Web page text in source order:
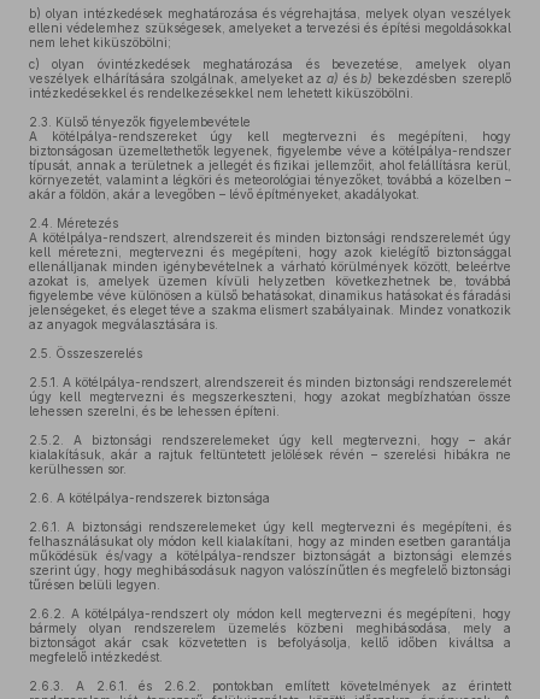
b) olyan intézkedések meghatározása és végrehajtása, melyek olyan veszélyek
elleni védelemhez szükségesek, amelyeket a tervezési és építési megoldásokkal
nem lehet kiküszöbölni;
c) olyan óvintézkedések meghatározása és bevezetése, amelyek olyan
veszélyek elhárítására szolgálnak, amelyeket az a) ésb) bekezdésben szereplő
intézkedésekkel és rendelkezésekkel nem lehetett kiküszöbölni.
2.3.
Külső tényezők figyelembevétele
A kötélpálya-rendszereket úgy kell megtervezni és megépíteni, hogy
biztonságosan üzemeltethetők legyenek, figyelembe véve a kötélpálya-rendszer
típusát, annak a területnek a jellegét és fizikai jellemzőit, ahol felállításra kerül,
környezetét, valamint a légköri és meteorológiai tényezőket, továbbá a közelben –
akár a földön, akár a levegőben – lévő építményeket, akadályokat.
2.4.
Méretezés
A kötélpálya-rendszert, alrendszereit és minden biztonsági rendszerelemét úgy
kell méretezni, megtervezni és megépíteni, hogy azok kielégítő biztonsággal
ellenálljanak minden igénybevételnek a várható körülmények között, beleértve
azokat is, amelyek üzemen kívüli helyzetben következhetnek be, továbbá
figyelembe véve különösen a külső behatásokat, dinamikus hatásokat és fáradási
jelenségeket, és eleget téve a szakma elismert szabályainak. Mindez vonatkozik
az anyagok megválasztására is.
2.5.
Összeszerelés
2.5.1. A kötélpálya-rendszert, alrendszereit és minden biztonsági rendszerelemét
úgy kell megtervezni és megszerkeszteni, hogy azokat megbízhatóan össze
lehessen szerelni, és be lehessen építeni.
2.5.2.
A biztonsági rendszerelemeket úgy kell megtervezni, hogy – akár
kialakításuk, akár a rajtuk feltüntetett jelölések révén – szerelési hibákra ne
kerülhessen sor.
2.6. A kötélpálya-rendszerek biztonsága
2.6.1.
A biztonsági rendszerelemeket úgy kell megtervezni és megépíteni, és
felhasználásukat oly módon kell kialakítani, hogy az minden esetben garantálja
működésük és/vagy a kötélpálya-rendszer biztonságát a biztonsági elemzés
szerint úgy, hogy meghibásodásuk nagyon valószínűtlen és megfelelő biztonsági
tűrésen belüli legyen.
2.6.2.
A kötélpálya-rendszert oly módon kell megtervezni és megépíteni, hogy
bármely olyan rendszerelem üzemelés közbeni meghibásodása, mely a
biztonságot akár csak közvetetten is befolyásolja, kellő időben kiváltsa a
megfelelő intézkedést.
2.6.3.
A 2.6.1. és 2.6.2. pontokban említett követelmények az érintett